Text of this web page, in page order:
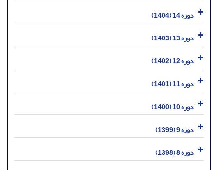
دوره 14 (1404)
دوره 13 (1403)
دوره 12 (1402)
دوره 11 (1401)
دوره 10 (1400)
دوره 9 (1399)
دوره 8 (1398)